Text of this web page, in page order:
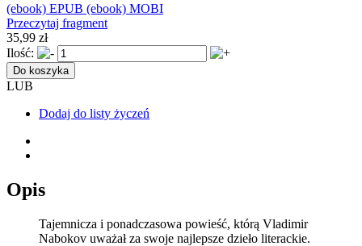
(ebook) EPUB (ebook) MOBI
Przeczytaj fragment
35,99 zł
Ilość:
Do koszyka
LUB
Dodaj do listy życzeń
Opis
Tajemnicza i ponadczasowa powieść, którą Vladimir
Nabokov uważał za swoje najlepsze dzieło literackie.